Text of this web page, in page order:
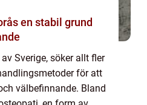
Sverige, söker allt fler
för att
välbefinnande. Bland